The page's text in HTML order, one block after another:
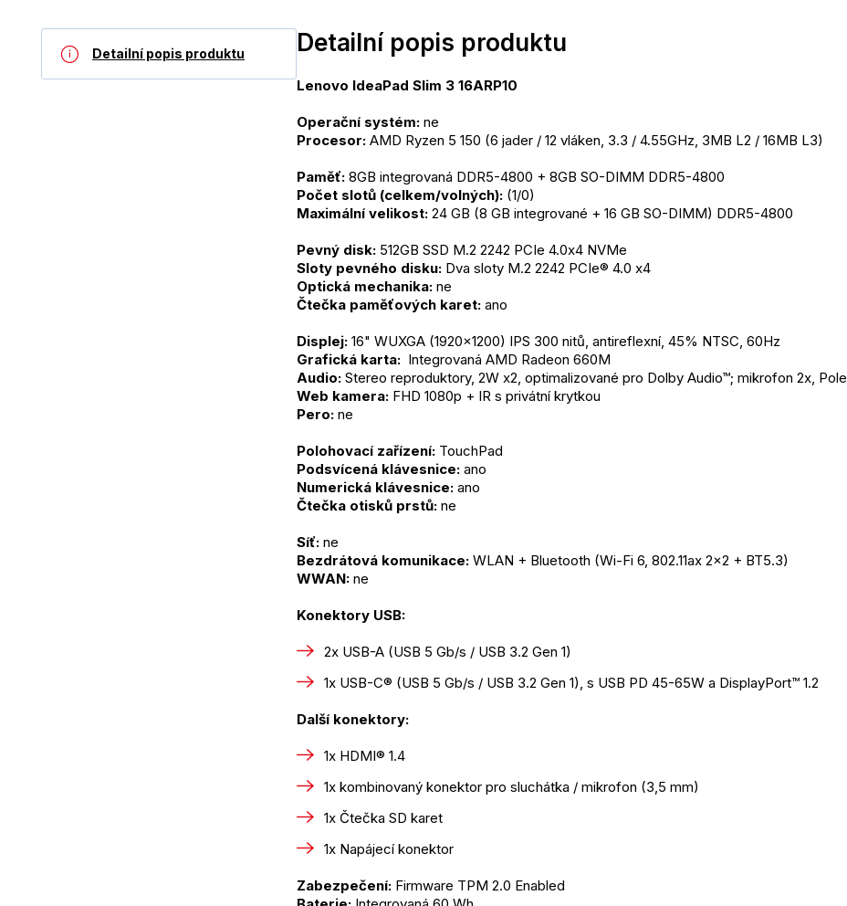
Detailní popis produktu Detailní popis produktu
Lenovo IdeaPad Slim 3 16ARP10
Operační systém: ne
Procesor: AMD Ryzen 5 150 (6 jader / 12 vláken, 3.3 / 4.55GHz, 3MB L2 / 16MB L3)
Paměť: 8GB integrovaná DDR5-4800 + 8GB SO-DIMM DDR5-4800
Počet slotů (celkem/volných): (1/0)
Maximální velikost: 24 GB (8 GB integrované + 16 GB SO-DIMM) DDR5-4800
Pevný disk: 512GB SSD M.2 2242 PCIe 4.0x4 NVMe
Sloty pevného disku: Dva sloty M.2 2242 PCIe® 4.0 x4
Optická mechanika: ne
Čtečka paměťových karet: ano
Displej: 16" WUXGA (1920x1200) IPS 300 nitů, antireflexní, 45% NTSC, 60Hz
Grafická karta: Integrovaná AMD Radeon 660M
Audio: Stereo reproduktory, 2W x2, optimalizované pro Dolby Audio™; mikrofon 2x, Pole
Web kamera: FHD 1080p + IR s privátní krytkou
Pero: ne
Polohovací zařízení: TouchPad
Podsvícená klávesnice: ano
Numerická klávesnice: ano
Čtečka otisků prstů: ne
Síť: ne
Bezdrátová komunikace: WLAN + Bluetooth (Wi-Fi 6, 802.11ax 2x2 + BT5.3)
WWAN: ne
Konektory USB:
2x USB-A (USB 5 Gb/s / USB 3.2 Gen 1)
1x USB-C® (USB 5 Gb/s / USB 3.2 Gen 1), s USB PD 45-65W a DisplayPort™ 1.2
Další konektory:
1x HDMI® 1.4
1x kombinovaný konektor pro sluchátka / mikrofon (3,5 mm)
1x Čtečka SD karet
1x Napájecí konektor
Zabezpečení: Firmware TPM 2.0 Enabled